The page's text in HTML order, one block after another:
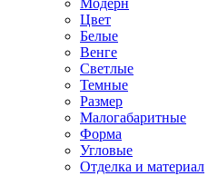
Модерн
Цвет
Белые
Венге
Светлые
Темные
Размер
Малогабаритные
Форма
Угловые
Отделка и материал